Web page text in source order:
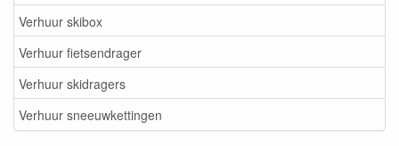
Verhuur skibox
Verhuur fietsendrager
Verhuur skidragers
Verhuur sneeuwkettingen